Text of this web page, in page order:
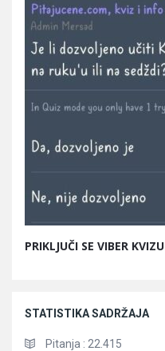
PRIKLJUČI SE VIBER KVIZU
STATISTIKA SADRŽAJA
Pitanja : 22.415